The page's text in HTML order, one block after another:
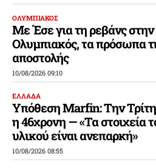
ΟΛΥΜΠΙΑΚΟΣ
Με Έσε για τη ρεβάνς στην
Ολυμπιακός, τα πρόσωπα
αποστολής
10/08/2026 09:10
ΕΛΛΑΔΑ
Υπόθεση Marfin: Την Τρίτη
η 46χρονη — «Τα στοιχεία
υλικού είναι ανεπαρκή»
10/08/2026 08:55